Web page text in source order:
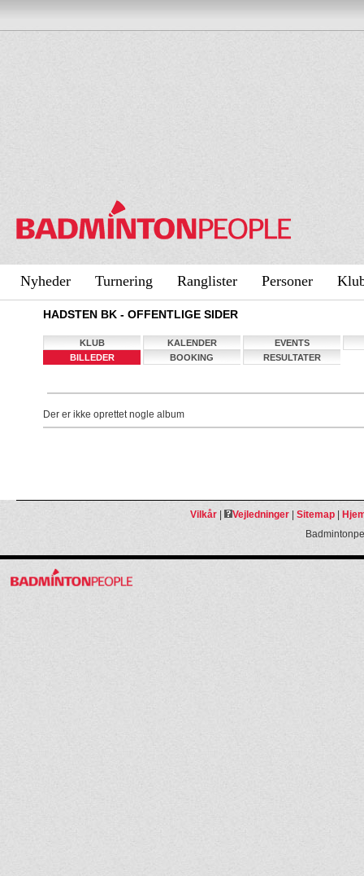
Nyheder Turnering Ranglister Personer
HADSTEN BK - OFFENTLIGE SIDER
KLUB KALENDER
EVENTS
BILLEDER
BOOKING RESULTATER
Der er ikke oprettet nogle album
Vilkår| Vejledninger| Sitemap|